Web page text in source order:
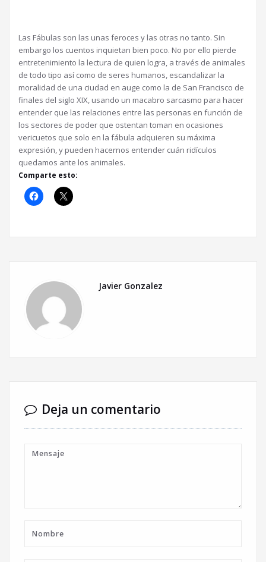
Las Fábulas son las unas feroces y las otras no tanto. Sin
embargo los cuentos inquietan bien poco. No por ello pierde
entretenimiento la lectura de quien logra, a través de animales
de todo tipo así como de seres humanos, escandalizar la
moralidad de una ciudad en auge como la de San Francisco de
finales del siglo XIX, usando un macabro sarcasmo para hacer
entender que las relaciones entre las personas en función de
los sectores de poder que ostentan toman en ocasiones
vericuetos que solo en la fábula adquieren su máxima
expresión, y pueden hacernos entender cuán ridículos
quedamos ante los animales.
Comparte esto:
Javier Gonzalez
Deja un comentario